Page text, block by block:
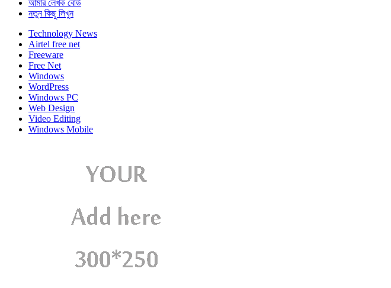
আমার লেখক বোর্ড
নতুন কিছু লিখুন
Technology News
Airtel free net
Freeware
Free Net
Windows
WordPress
Windows PC
Web Design
Video Editing
Windows Mobile